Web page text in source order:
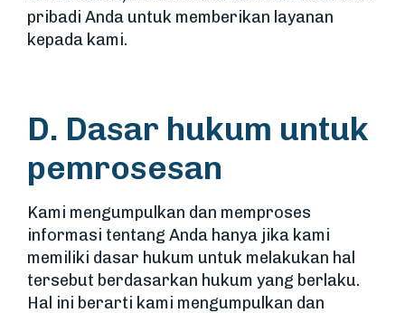
pribadi Anda untuk memberikan layanan
kepada kami.
D. Dasar hukum untuk
pemrosesan
Kami mengumpulkan dan memproses
informasi tentang Anda hanya jika kami
memiliki dasar hukum untuk melakukan hal
tersebut berdasarkan hukum yang berlaku.
Hal ini berarti kami mengumpulkan dan